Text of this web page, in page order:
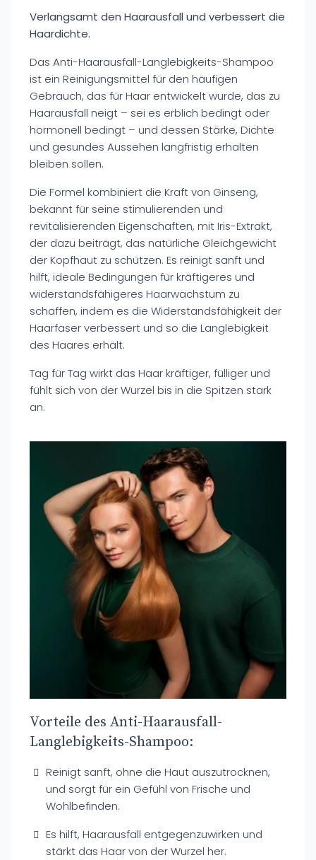
Verlangsamt den Haarausfall und verbessert die
Haardichte.
Das Anti-Haarausfall-Langlebigkeits-Shampoo
ist ein Reinigungsmittel für den häufigen
Gebrauch, das für Haar entwickelt wurde, das zu
Haarausfall neigt – sei es erblich bedingt oder
hormonell bedingt – und dessen Stärke, Dichte
und gesundes Aussehen langfristig erhalten
bleiben sollen.
Die Formel kombiniert die Kraft von Ginseng,
bekannt für seine stimulierenden und
revitalisierenden Eigenschaften, mit Iris-Extrakt,
der dazu beiträgt, das natürliche Gleichgewicht
der Kopfhaut zu schützen. Es reinigt sanft und
hilft, ideale Bedingungen für kräftigeres und
widerstandsfähigeres Haarwachstum zu
schaffen, indem es die Widerstandsfähigkeit der
Haarfaser verbessert und so die Langlebigkeit
des Haares erhält.
Tag für Tag wirkt das Haar kräftiger, fülliger und
fühlt sich von der Wurzel bis in die Spitzen stark
an.
Vorteile des Anti-Haarausfall-
Langlebigkeits-Shampoo:
Reinigt sanft, ohne die Haut auszutrocknen,
und sorgt für ein Gefühl von Frische und
Wohlbefinden.
Es hilft, Haarausfall entgegenzuwirken und
stärkt das Haar von der Wurzel her.